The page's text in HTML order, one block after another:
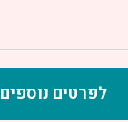
לפרטים נוספים